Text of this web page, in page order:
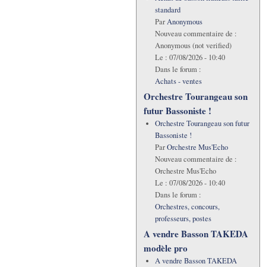
standard
ParAnonymous
Nouveau commentaire de :
Anonymous (not verified)
Le : 07/08/2026 - 10:40
Dans le forum :
Achats - ventes
Orchestre Tourangeau son
futur Bassoniste !
Orchestre Tourangeau son futur
Bassoniste !
ParOrchestre Mus'Echo
Nouveau commentaire de :
Orchestre Mus'Echo
Le : 07/08/2026 - 10:40
Dans le forum :
Orchestres, concours,
professeurs, postes
A vendre Basson TAKEDA
modèle pro
A vendre Basson TAKEDA